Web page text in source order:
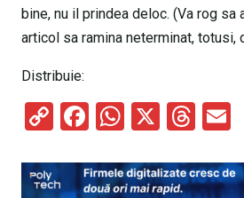
bine, nu il prindea deloc. (Va rog sa
articol sa ramina neterminat, totusi,
Distribuie:
C
py
F
ce
W
at
X
T
e